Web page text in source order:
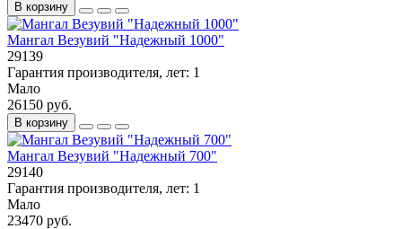
В корзину
Мангал Везувий "Надежный 1000"
29139
Гарантия производителя, лет: 1
Мало
26150 руб.
В корзину
Мангал Везувий "Надежный 700"
29140
Гарантия производителя, лет: 1
Мало
23470 руб.